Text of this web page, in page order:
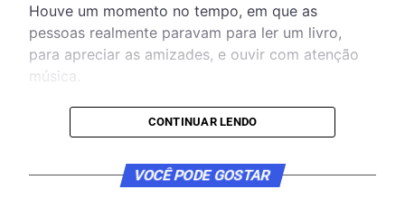
Houve um momento no tempo, em que as
pessoas realmente paravam para ler um livro,
para apreciar as amizades, e ouvir com atenção
música.
CONTINUE ACOMPANHANDO
Receba novas matérias do Música & Mercado no
WhatsApp e no Google News.
CONTINUAR LENDO
VOCÊ PODE GOSTAR